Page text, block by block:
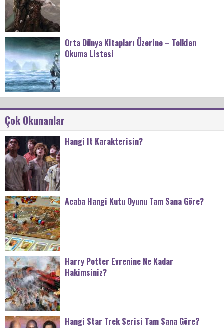
Orta Dünya Kitapları Üzerine – Tolkien
Okuma Listesi
Çok Okunanlar
Hangi It Karakterisin?
Acaba Hangi Kutu Oyunu Tam Sana Göre?
Harry Potter Evrenine Ne Kadar
Hakimsiniz?
Hangi Star Trek Serisi Tam Sana Göre?